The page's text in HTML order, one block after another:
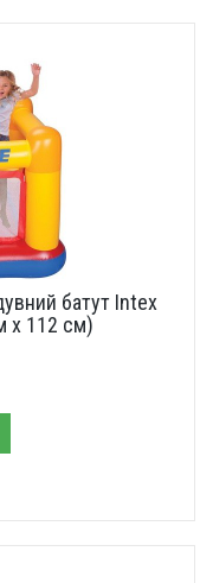
батут Intex
х 112 см)